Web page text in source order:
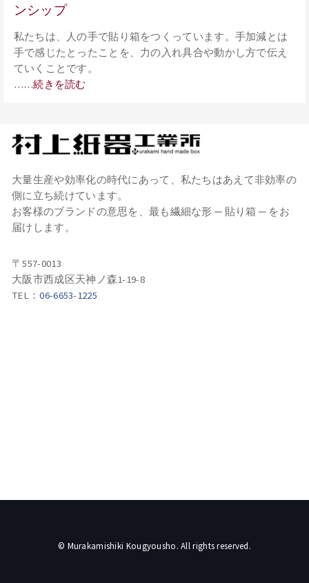
ンシップ
私たちは、人の手で貼り箱をつくっています。手加減とは
手で感じたとったことを、力の入れ具合や動かし方で伝え
ていくことです。
……続きを読む
大量生産や効率化の時代にあって、私たちはあえて非効率の
側に立ち続けています。
お客様のブランドの意思を、最も繊細な形 ─ 貼り箱 ─ をお
届けします。
〒557-0013
大阪市西成区天神ノ森1-19-8
TEL：06-6653-1225
© Murakamishiki Kougyousho. All rights reserved.